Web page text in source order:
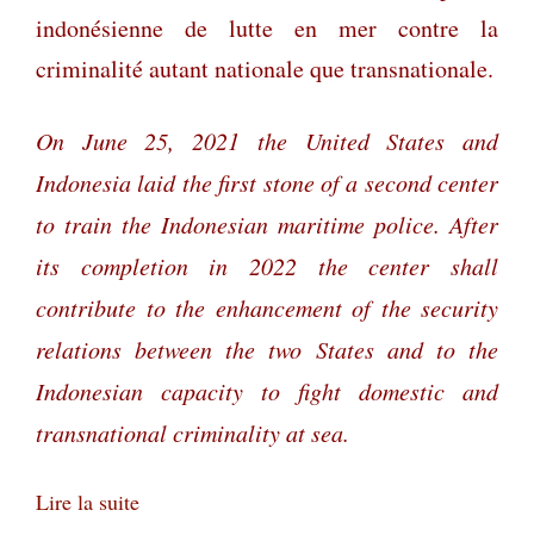
indonésienne de lutte en mer contre la
criminalité autant nationale que transnationale.
On June 25, 2021 the United States and
Indonesia laid the first stone of a second center
to train the Indonesian maritime police. After
its completion in 2022 the center shall
contribute to the enhancement of the security
relations between the two States and to the
Indonesian capacity to fight domestic and
transnational criminality at sea.
Lire la suite